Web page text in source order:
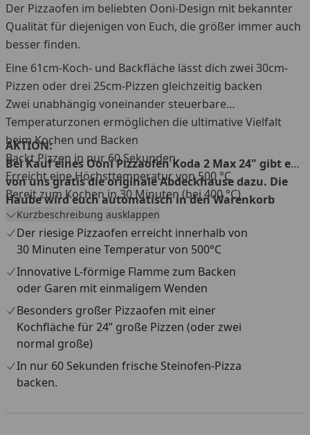
Der Pizzaofen im beliebten Ooni-Design mit bekannter
Qualität für diejenigen von Euch, die größer immer auch
besser finden.
Eine 61cm-Koch- und Backfläche lässt dich zwei 30cm-
Pizzen oder drei 25cm-Pizzen gleichzeitig backen
Zwei unabhängig voneinander steuerbare
Temperaturzonen ermöglichen die ultimative Vielfalt
beim Kochen und Backen
Backt Pizzen in nur 60 Sekunden
Erreicht eine Höchsttemperatur von 500 °C
Bereit zum Kochen in 30 Minuten (bei 400 °C)
AKTION:
Bei Kauf eines Ooni Pizzaofen Koda 2 Max 24" gibt es
von uns gratis die originale Abdeckhause dazu. Die
Haube wird euch automatisch in den Warenkorb
gelegt, sobald ihr den Koda 2 Max hineingelegt habt.
Kurzbeschreibung ausklappen
Der riesige Pizzaofen erreicht innerhalb von
30 Minuten eine Temperatur von 500°C
Innovative L-förmige Flamme zum Backen
oder Garen mit einmaligem Wenden
Besonders großer Pizzaofen mit einer
Kochfläche für 24” große Pizzen (oder zwei
normal große)
In nur 60 Sekunden frische Steinofen-Pizza
backen.